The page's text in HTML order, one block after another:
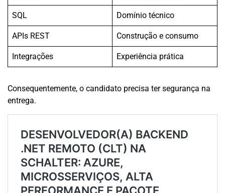
SQL Domínio técnico
APIs REST Construção e consumo
Integrações Experiência prática
Consequentemente, o candidato precisa ter segurança na
entrega.